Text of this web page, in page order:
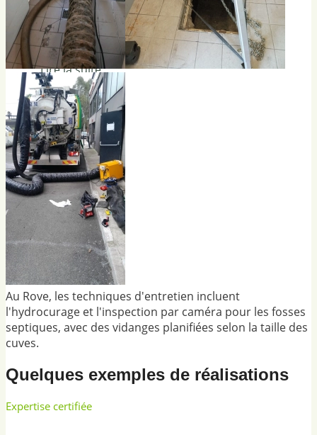
l’assainissement
permet pourtant
d’éviter…
Lire la suite
Au Rove, les techniques d'entretien incluent
l'hydrocurage et l'inspection par caméra pour les fosses
septiques, avec des vidanges planifiées selon la taille des
cuves.
Quelques exemples de réalisations
Expertise certifiée